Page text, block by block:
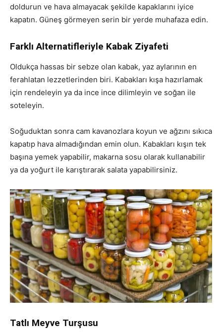
doldurun ve hava almayacak şekilde kapaklarını iyice
kapatın. Güneş görmeyen serin bir yerde muhafaza edin.
Farklı Alternatifleriyle Kabak Ziyafeti
Oldukça hassas bir sebze olan kabak, yaz aylarının en
ferahlatan lezzetlerinden biri. Kabakları kışa hazırlamak
için rendeleyin ya da ince ince dilimleyin ve soğan ile
soteleyin.
Soğuduktan sonra cam kavanozlara koyun ve ağzını sıkıca
kapatıp hava almadığından emin olun. Kabakları kışın tek
başına yemek yapabilir, makarna sosu olarak kullanabilir
ya da yoğurt ile karıştırarak salata yapabilirsiniz.
Tatlı Meyve Turşusu